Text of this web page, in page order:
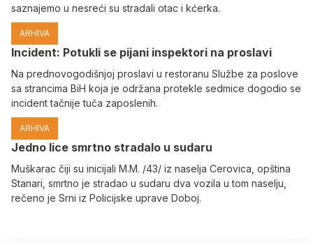
saznajemo u nesreći su stradali otac i kćerka.
ARHIVA
Incident: Potukli se pijani inspektori na proslavi
Na prednovogodišnjoj proslavi u restoranu Službe za poslove
sa strancima BiH koja je održana protekle sedmice dogodio se
incident tačnije tuča zaposlenih.
ARHIVA
Јedno lice smrtno stradalo u sudaru
Muškarac čiji su inicijali M.M. /43/ iz naselja Cerovica, opština
Stanari, smrtno je stradao u sudaru dva vozila u tom naselju,
rečeno je Srni iz Policijske uprave Doboj.